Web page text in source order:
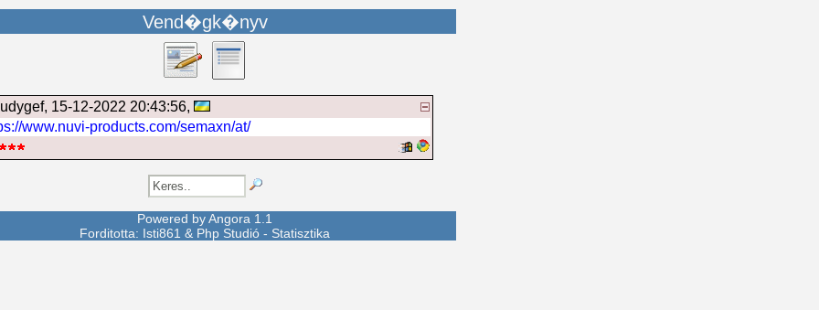
Vend�gk�nyv
, 15-12-2022 20:43:56,
www.nuvi-products.com/semaxn/at/
Powered byAngora 1.1
Forditotta: Isti861 & Php Studió - Statisztika